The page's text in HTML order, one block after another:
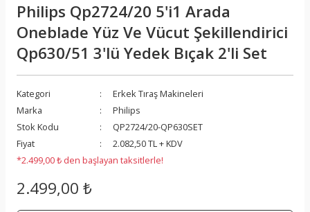
Philips Qp2724/20 5'i1 Arada
Oneblade Yüz Ve Vücut Şekillendirici
Qp630/51 3'lü Yedek Bıçak 2'li Set
Kategori
Erkek Tıraş Makineleri
Marka
Philips
Stok Kodu
QP2724/20-QP630SET
Fiyat
2.082,50 TL + KDV
*2.499,00 ₺ den başlayan taksitlerle!
2.499,00 ₺